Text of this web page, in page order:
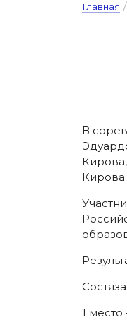
Главная /
В
Кирова.
1